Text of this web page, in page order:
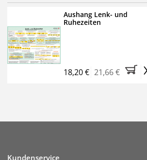
Aushang Lenk- und
Ruhezeiten
18,20 € 21,66 €
Kundenservice